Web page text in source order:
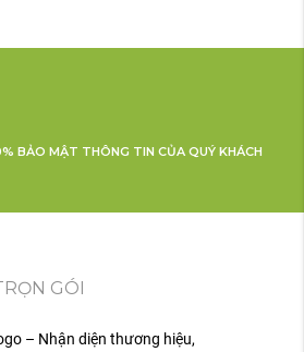
BẢO MẬT THÔNG TIN CỦA QUÝ KHÁCH
GÓI
– Nhận diện thương hiệu,